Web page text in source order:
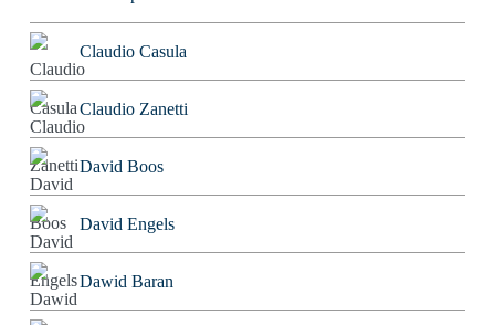
Claudio Casula
Claudio Zanetti
David Boos
David Engels
Dawid Baran